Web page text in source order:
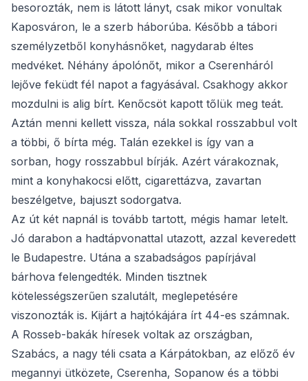
besorozták, nem is látott lányt, csak mikor vonultak
Kaposváron, le a szerb háborúba. Később a tábori
személyzetből konyhásnőket, nagydarab éltes
medvéket. Néhány ápolónőt, mikor a Cserenháról
lejőve feküdt fél napot a fagyásával. Csakhogy akkor
mozdulni is alig bírt. Kenőcsöt kapott tőlük meg teát.
Aztán menni kellett vissza, nála sokkal rosszabbul volt
a többi, ő bírta még. Talán ezekkel is így van a
sorban, hogy rosszabbul bírják. Azért várakoznak,
mint a konyhakocsi előtt, cigarettázva, zavartan
beszélgetve, bajuszt sodorgatva.
Az út két napnál is tovább tartott, mégis hamar letelt.
Jó darabon a hadtápvonattal utazott, azzal keveredett
le Budapestre. Utána a szabadságos papírjával
bárhova felengedték. Minden tisztnek
kötelességszerűen szalutált, meglepetésére
viszonozták is. Kijárt a hajtókájára írt 44-es számnak.
A Rosseb-bakák híresek voltak az országban,
Szabács, a nagy téli csata a Kárpátokban, az előző év
megannyi ütközete, Cserenha, Sopanow és a többi